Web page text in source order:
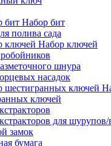
Набор бит
полива сада
Набор ключей
шнура
насадок
ключей
для шурупов/
замок
бумага